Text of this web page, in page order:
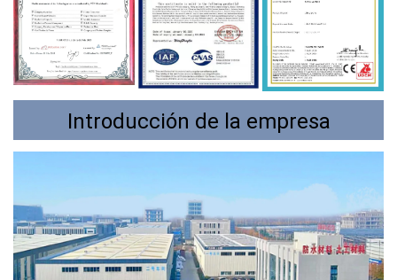
Introducción de la empresa